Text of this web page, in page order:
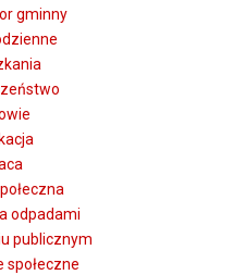
gminny
odpadami
publicznym
społeczne